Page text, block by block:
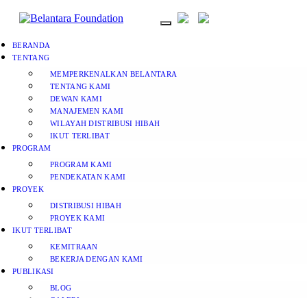
BERANDA
TENTANG
MEMPERKENALKAN BELANTARA
TENTANG KAMI
DEWAN KAMI
MANAJEMEN KAMI
WILAYAH DISTRIBUSI HIBAH
IKUT TERLIBAT
PROGRAM
PROGRAM KAMI
PENDEKATAN KAMI
PROYEK
DISTRIBUSI HIBAH
PROYEK KAMI
IKUT TERLIBAT
KEMITRAAN
BEKERJA DENGAN KAMI
PUBLIKASI
BLOG